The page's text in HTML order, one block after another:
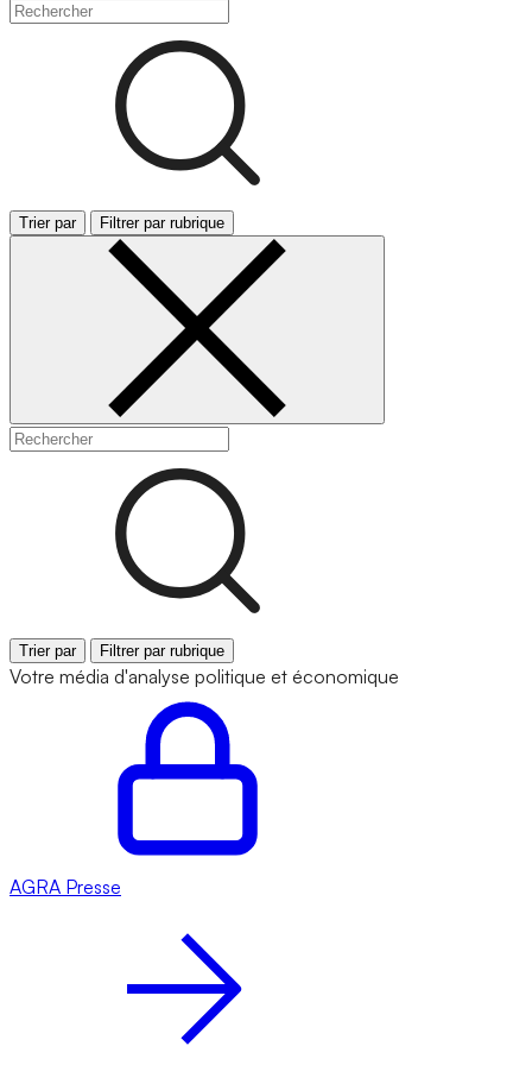
Trier par Filtrer par rubrique
Trier par Filtrer par rubrique
Votre média d'analyse politique et économique
AGRA Presse